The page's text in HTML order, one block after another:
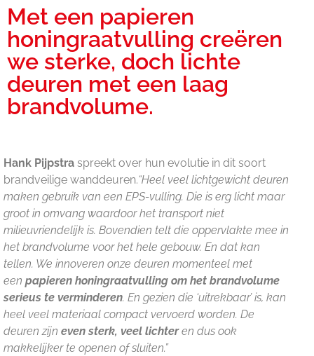
Met een papieren
honingraatvulling creëren
we sterke, doch lichte
deuren met een laag
brandvolume.
Hank Pijpstra spreekt over hun evolutie in dit soort
brandveilige wanddeuren.“Heel veel lichtgewicht deuren
maken gebruik van een EPS-vulling. Die is erg licht maar
groot in omvang waardoor het transport niet
milieuvriendelijk is. Bovendien telt die oppervlakte mee in
het brandvolume voor het hele gebouw. En dat kan
tellen. We innoveren onze deuren momenteel met
een papieren honingraatvulling om het brandvolume
serieus te verminderen. En gezien die ‘uitrekbaar’ is, kan
heel veel materiaal compact vervoerd worden. De
deuren zijn even sterk, veel lichteren dus ook
makkelijker te openen of sluiten.”